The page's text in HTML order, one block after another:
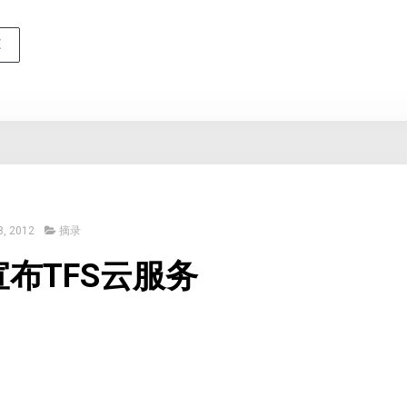
2012 摘录
TFS云服务